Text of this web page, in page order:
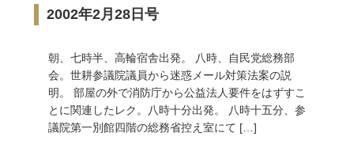
2002年2月28日号
朝、七時半、高輪宿舎出発。 八時、自民党総務部
会。世耕参議院議員から迷惑メール対策法案の説
明。 部屋の外で消防庁から公益法人要件をはずすこ
とに関連したレク。八時十分出発。 八時十五分、参
議院第一別館四階の総務省控え室にて […]